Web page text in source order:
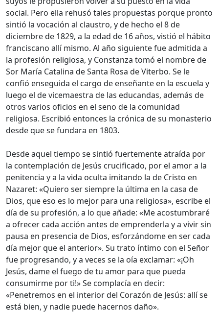
social. Pero ella rehusó tales propuestas porque pronto
sintió la vocación al claustro, y de hecho el 8 de
diciembre de 1829, a la edad de 16 años, vistió el hábito
franciscano allí mismo. Al año siguiente fue admitida a
la profesión religiosa, y Constanza tomó el nombre de
Sor María Catalina de Santa Rosa de Viterbo. Se le
confió enseguida el cargo de enseñante en la escuela y
luego el de vicemaestra de las educandas, además de
otros varios oficios en el seno de la comunidad
religiosa. Escribió entonces la crónica de su monasterio
desde que se fundara en 1803.
Desde aquel tiempo se sintió fuertemente atraída por
la contemplación de Jesús crucificado, por el amor a la
penitencia y a la vida oculta imitando la de Cristo en
Nazaret: «Quiero ser siempre la última en la casa de
Dios, que eso es lo mejor para una religiosa», escribe el
día de su profesión, a lo que añade: «Me acostumbraré
a ofrecer cada acción antes de emprenderla y a vivir sin
pausa en presencia de Dios, esforzándome en ser cada
día mejor que el anterior». Su trato íntimo con el Señor
fue progresando, y a veces se la oía exclamar: «¡Oh
Jesús, dame el fuego de tu amor para que pueda
consumirme por ti!» Se complacía en decir:
«Penetremos en el interior del Corazón de Jesús: allí se
está bien, y nadie puede hacernos daño».